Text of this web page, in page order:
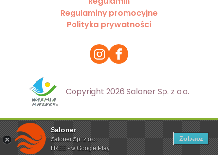
Saloner
Saloner Sp. z o.o.
FREE - w Google Play
Zobacz
Ta strona korzysta z plików cookies. Aby dowiedzieć się
więcej zapoznaj się zpolityką prywatności
Regulaminy promocyjne
Polityka prywatności
Copyright 2026 Saloner Sp. z o.o.